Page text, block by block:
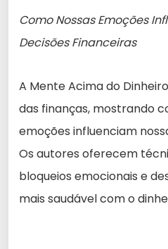
Como Nossas Emoções
Decisões Financeiras
A Mente Acima do
das finanças, mostrando
emoções influenciam
Os autores oferecem
bloqueios emocionais e
mais saudável com o